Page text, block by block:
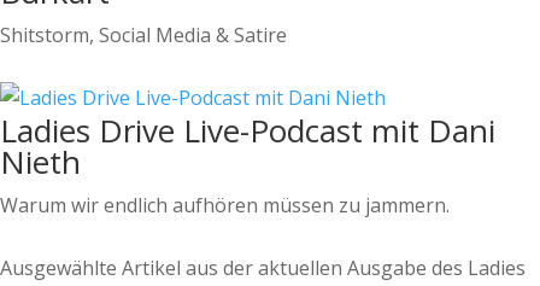
Shitstorm, Social Media & Satire
Ladies Drive Live-Podcast mit Dani
Nieth
Warum wir endlich aufhören müssen zu jammern.
Ausgewählte Artikel aus der aktuellen Ausgabe des Ladies